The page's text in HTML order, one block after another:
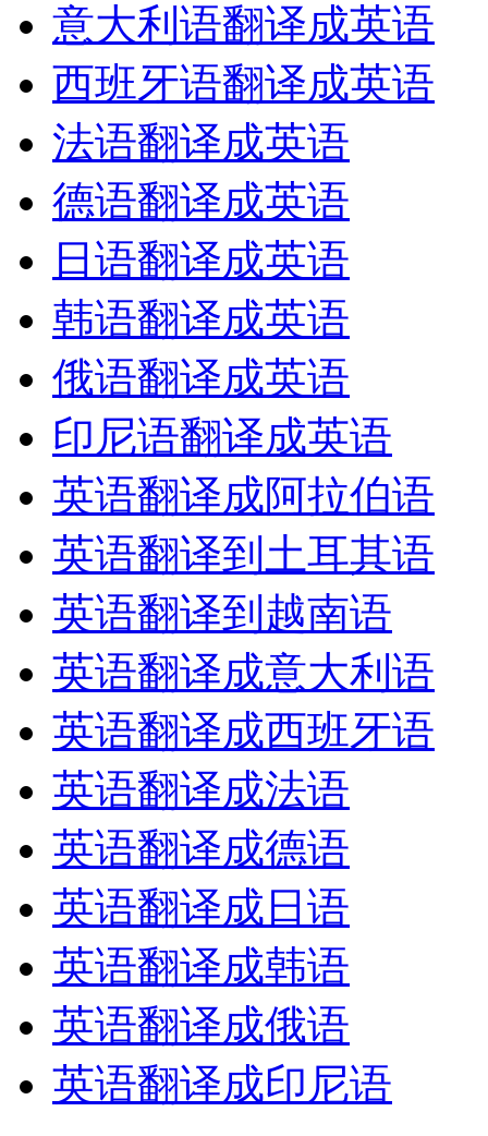
意大利语翻译成英语
西班牙语翻译成英语
法语翻译成英语
德语翻译成英语
日语翻译成英语
韩语翻译成英语
俄语翻译成英语
印尼语翻译成英语
英语翻译成阿拉伯语
英语翻译到土耳其语
英语翻译到越南语
英语翻译成意大利语
英语翻译成西班牙语
英语翻译成法语
英语翻译成德语
英语翻译成日语
英语翻译成韩语
英语翻译成俄语
英语翻译成印尼语